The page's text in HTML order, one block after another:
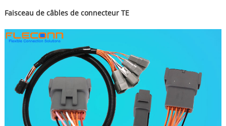
Faisceau de câbles de connecteur TE